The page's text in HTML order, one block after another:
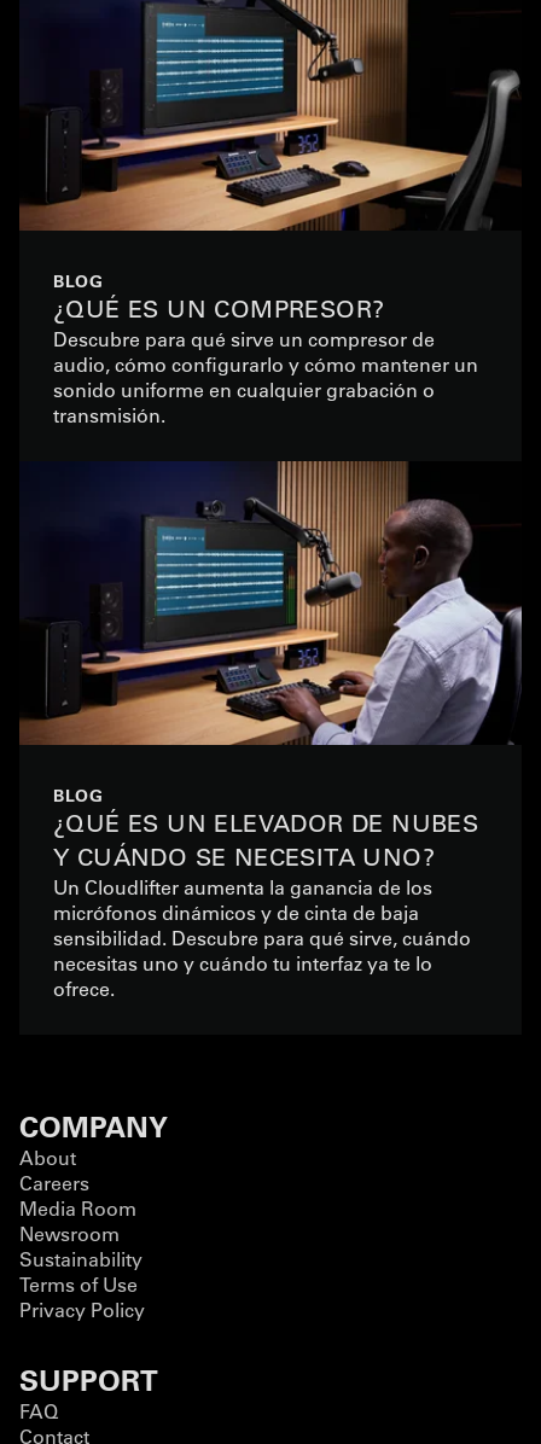
BLOG
¿QUÉ ES UN COMPRESOR?
Descubre para qué sirve un compresor de
audio, cómo configurarlo y cómo mantener un
sonido uniforme en cualquier grabación o
transmisión.
BLOG
¿QUÉ ES UN ELEVADOR DE NUBES
Y CUÁNDO SE NECESITA UNO?
Un Cloudlifter aumenta la ganancia de los
micrófonos dinámicos y de cinta de baja
sensibilidad. Descubre para qué sirve, cuándo
necesitas uno y cuándo tu interfaz ya te lo
ofrece.
COMPANY
About
Careers
Media Room
Newsroom
Sustainability
Terms of Use
Privacy Policy
SUPPORT
FAQ
Contact